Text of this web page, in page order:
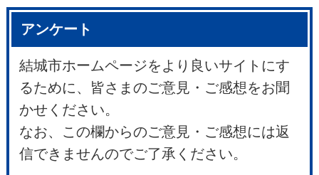
アンケート
結城市ホームページをより良いサイトにす
るために、皆さまのご意見・ご感想をお聞
かせください。
なお、この欄からのご意見・ご感想には返
信できませんのでご了承ください。